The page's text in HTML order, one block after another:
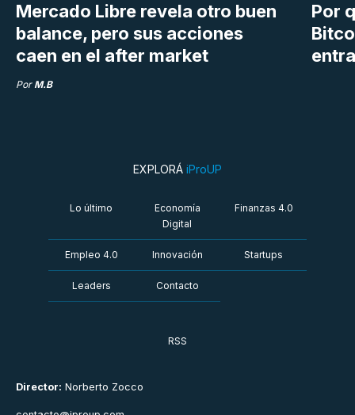
Mercado Libre revela otro buen
balance, pero sus acciones
caen en el after market
Por M.B
Por
Director: Norberto Zocco
EXPLORÁ iProUP
Lo último
Economía
Digital
Finanzas 4.0
Empleo 4.0 Innovación Startups
Leaders Contacto
RSS